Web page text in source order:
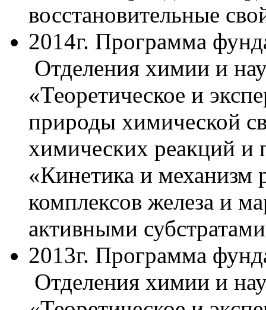
восстановительные
2014г. Программа
Отделения химии и
«Теоретическое и
природы химической
химических реакций
«Кинетика и механизм
комплексов железа и
активными
2013г. Программа
Отделения химии и